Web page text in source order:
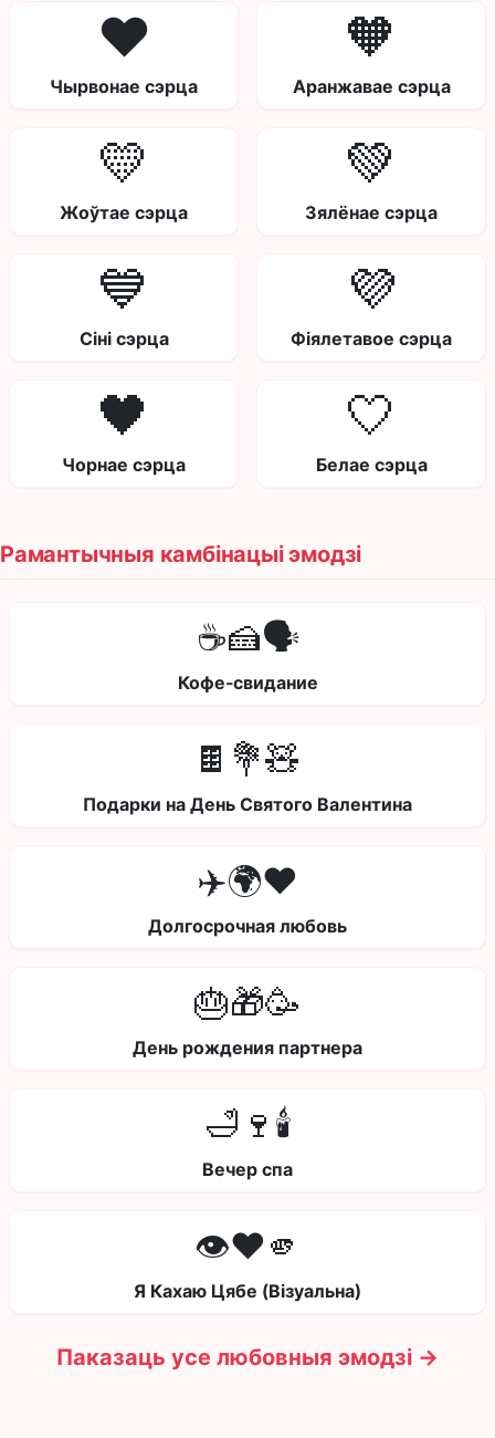
❤️
Чырвонае сэрца
🧡
Аранжавае сэрца
💛
Жоўтае сэрца
💚
Зялёнае сэрца
💙
Сіні сэрца
💜
Фіялетавое сэрца
🖤
Чорнае сэрца
🤍
Белае сэрца
Рамантычныя камбінацыі эмодзі
☕🍰🗣️
Кофе-свидание
🍫💐🧸
Подарки на День Святого Валентина
✈️🌍❤️
Долгосрочная любовь
🎂🎁🥳
День рождения партнера
🛁🍷🕯️
Вечер спа
👁️❤️🫵
Я Кахаю Цябе (Візуальна)
Паказаць усе любовныя эмодзі →